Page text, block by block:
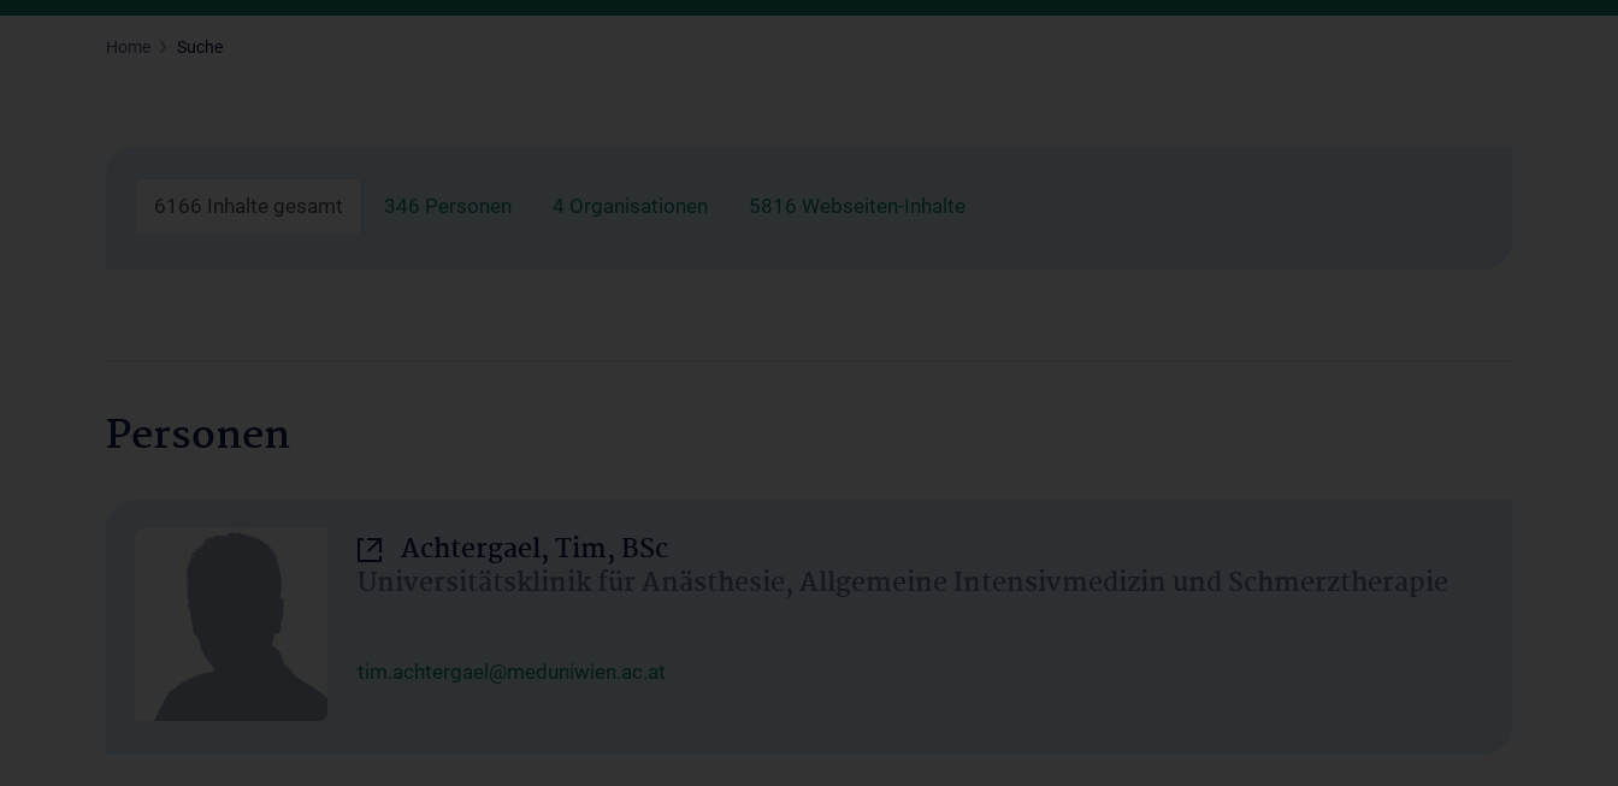
Home Suche
6166 Inhalte gesamt 346 Personen 4 Organisationen 5816 Webseiten-Inhalte
Personen
Achtergael, Tim, BSc
Universitätsklinik für Anästhesie, Allgemeine Intensivmedizin und Schmerztherapie
tim.achtergael@meduniwien.ac.at